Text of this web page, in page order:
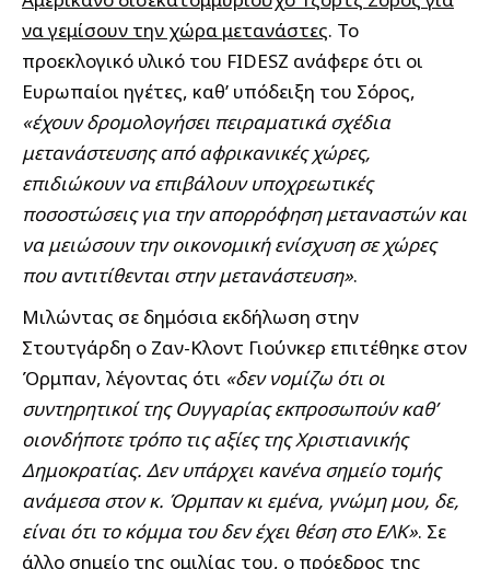
να γεμίσουν την χώρα μετανάστες. Το
προεκλογικό υλικό του FIDESZ ανάφερε ότι οι
Ευρωπαίοι ηγέτες, καθ’ υπόδειξη του Σόρος,
«έχουν δρομολογήσει πειραματικά σχέδια
μετανάστευσης από αφρικανικές χώρες,
επιδιώκουν να επιβάλουν υποχρεωτικές
ποσοστώσεις για την απορρόφηση μεταναστών και
να μειώσουν την οικονομική ενίσχυση σε χώρες
που αντιτίθενται στην μετανάστευση».
Μιλώντας σε δημόσια εκδήλωση στην
Στουτγάρδη ο Ζαν-Κλοντ Γιούνκερ επιτέθηκε στον
Όρμπαν, λέγοντας ότι «δεν νομίζω ότι οι
συντηρητικοί της Ουγγαρίας εκπροσωπούν καθ’
οιονδήποτε τρόπο τις αξίες της Χριστιανικής
Δημοκρατίας. Δεν υπάρχει κανένα σημείο τομής
ανάμεσα στον κ. Όρμπαν κι εμένα, γνώμη μου, δε,
είναι ότι το κόμμα του δεν έχει θέση στο ΕΛΚ». Σε
άλλο σημείο της ομιλίας του, ο πρόεδρος της